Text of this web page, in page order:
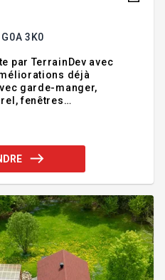
G0A 3K0
par TerrainDev avec
déjà
garde-manger,
fenêtres
de qualité, luminaires
gouttières, puits
offrant confort, style et
nous la liste complète
nous fera